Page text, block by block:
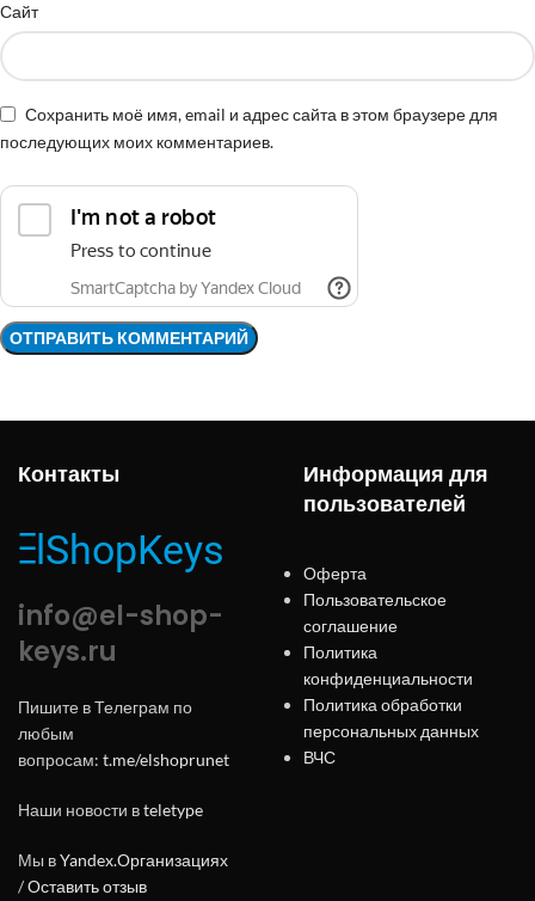
Сайт
Сохранить моё имя, email и адрес сайта в этом браузере для
последующих моих комментариев.
Контакты
info@el-shop-
keys.ru
Пишите в Телеграм по
любым
вопросам: t.me/elshoprunet
Наши новости вteletype
Мы вYandex.Организациях
/Оставить отзыв
Информация для
пользователей
Оферта
Пользовательское
соглашение
Политика
конфиденциальности
Политика обработки
персональных данных
ВЧС